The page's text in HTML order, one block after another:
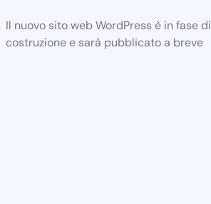
Il nuovo sito web WordPress è in fase di
costruzione e sarà pubblicato a breve